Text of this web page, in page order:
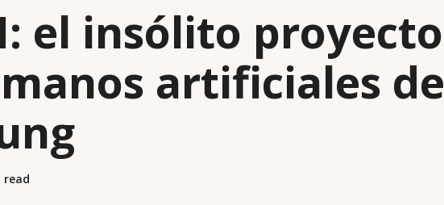
el insólito proyecto
artificiales de
read